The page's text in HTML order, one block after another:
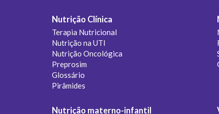
Nutrição Clínica
Terapia Nutricional
Nutrição na UTI
Nutrição Oncológica
Preprosim
Glossário
Pirâmides
Nutrição materno-infantil